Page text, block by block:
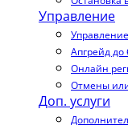
Управление
Апгрейд до
Онлайн
Отмены
Доп. услуги